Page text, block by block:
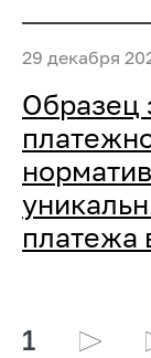
29 декабря
Образец
платежа
1